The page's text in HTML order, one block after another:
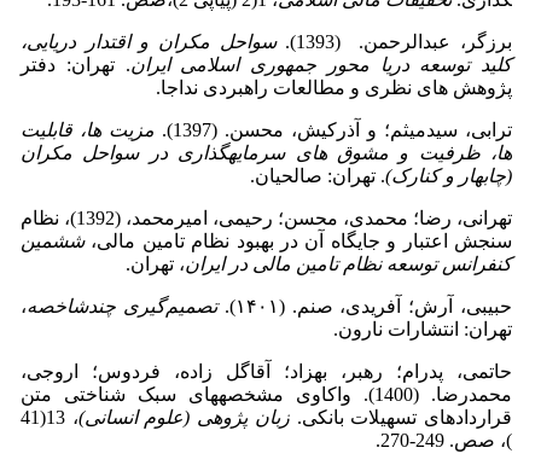
برزگر، عبدالرحمن. (1393).
سواحل مکران و اقتدار دریایی،
کلید توسعه دریا محور جمهوری اسلامی ایران. تهران: دفتر
پژوهش های نظری و مطالعات راهبردی نداجا.
ترابی، سیدمیثم؛ و آذرکیش، محسن. (1397).
مزیت ها، قابلیت
ها، ظرفیت و مشوق های سرمایه­گذاری در سواحل مکران
(چابهار و کنارک). تهران: صالحیان.
تهرانی، رضا؛ محمدی، محسن؛ رحیمی، امیرمحمد، (1392)، نظام
سنجش اعتبار و جایگاه آن در بهبود نظام تامین مالی،ششمین
کنفرانس توسعه نظام تامین مالی در ایران، تهران.
حبیبی، آرش؛ آفریدی، صنم. (۱۴۰۱). تصمیم‌گیری چندشاخصه،
تهران: انتشارات نارون.
حاتمی، پدرام؛ رهبر، بهزاد؛ آقا­گل زاده، فردوس؛ اروجی،
محمدرضا. (1400). واکاوی مشخصه­های سبک شناختی متن
قراردادهای تسهیلات بانکی.زبان پژوهی (علوم انسانی)
، 13(41
)، صص. 249-270.